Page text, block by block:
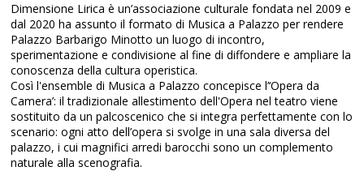
Dimensione Lirica è un’associazione culturale fondata nel 2009 e
dal 2020 ha assunto il formato di Musica a Palazzo per rendere
Palazzo Barbarigo Minotto un luogo di incontro,
sperimentazione e condivisione al fine di diffondere e ampliare la
conoscenza della cultura operistica.
Così l'ensemble di Musica a Palazzo concepisce l’‘Opera da
Camera’: il tradizionale allestimento dell'Opera nel teatro viene
sostituito da un palcoscenico che si integra perfettamente con lo
scenario: ogni atto dell’opera si svolge in una sala diversa del
palazzo, i cui magnifici arredi barocchi sono un complemento
naturale alla scenografia.